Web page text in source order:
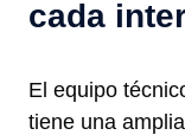
cada
El equipo
tiene una